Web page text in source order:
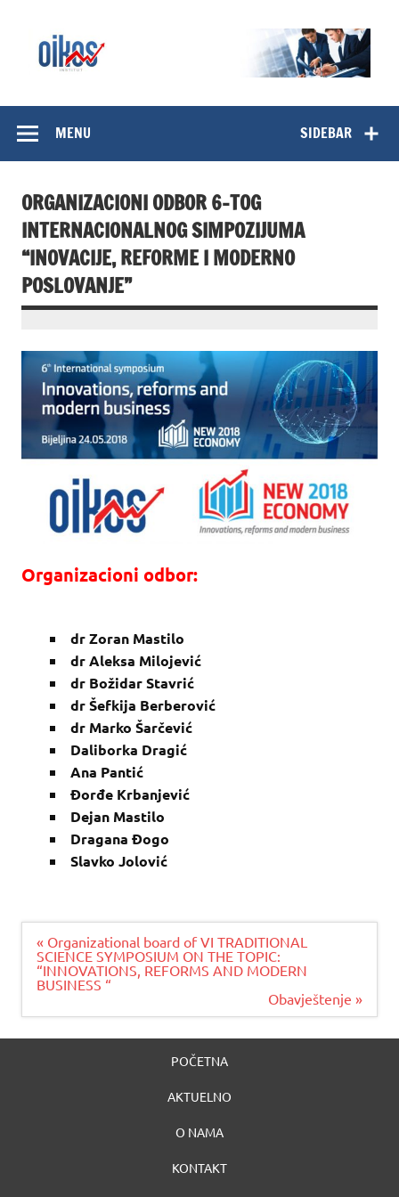
OIKOS Institut
SIDEBAR
MENU
ORGANIZACIONI ODBOR 6-TOG
INTERNACIONALNOG SIMPOZIJUMA
“INOVACIJE, REFORME I MODERNO
POSLOVANJE”
Organizacioni odbor:
dr Zoran Mastilo
dr Aleksa Milojević
dr Božidar Stavrić
dr Šefkija Berberović
dr Marko Šarčević
Daliborka Dragić
Ana Pantić
Đorđe Krbanjević
Dejan Mastilo
Dragana Đogo
Slavko Jolović
Navigacija
članaka
« Organizational board of VI TRADITIONAL
SCIENCE SYMPOSIUM ON THE TOPIC:
“INNOVATIONS, REFORMS AND MODERN
BUSINESS “
Obavještenje »
POČETNA
AKTUELNO
O NAMA
KONTAKT